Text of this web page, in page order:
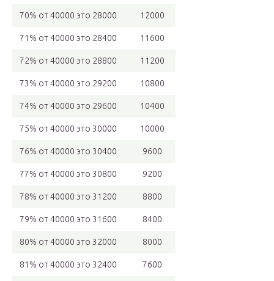
70% от 40000 это 28000 12000
71% от 40000 это 28400 11600
72% от 40000 это 28800 11200
73% от 40000 это 29200 10800
74% от 40000 это 29600 10400
75% от 40000 это 30000 10000
76% от 40000 это 30400 9600
77% от 40000 это 30800 9200
78% от 40000 это 31200 8800
79% от 40000 это 31600 8400
80% от 40000 это 32000 8000
81% от 40000 это 32400 7600